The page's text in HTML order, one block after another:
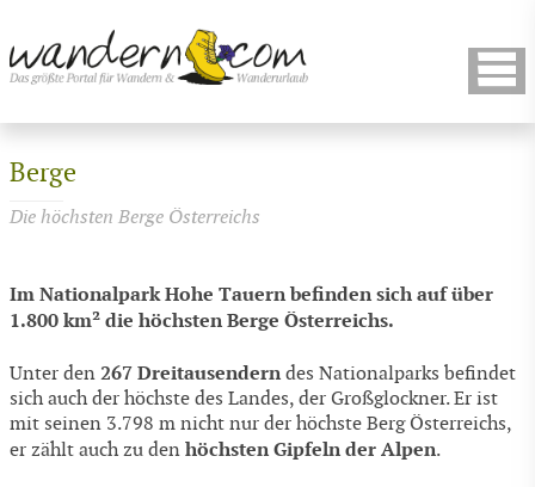
Berge
Die höchsten Berge Österreichs
Im Nationalpark Hohe Tauern befinden sich auf über
1.800 km² die höchsten Berge Österreichs.
Unter den 267 Dreitausendern des Nationalparks befindet
sich auch der höchste des Landes, der Großglockner. Er ist
mit seinen 3.798 m nicht nur der höchste Berg Österreichs,
er zählt auch zu den höchsten Gipfeln der Alpen.